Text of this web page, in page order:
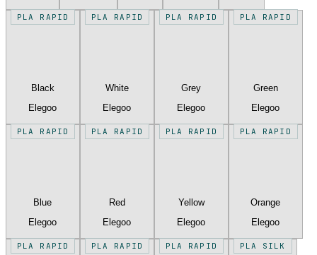
PLA RAPID
Black
Elegoo
PLA RAPID
White
Elegoo
PLA RAPID
Grey
Elegoo
PLA RAPID
Green
Elegoo
PLA RAPID
Blue
Elegoo
PLA RAPID
Red
Elegoo
PLA RAPID
Yellow
Elegoo
PLA RAPID
Orange
Elegoo
PLA RAPID PLA RAPID PLA RAPID PLA SILK